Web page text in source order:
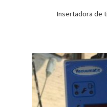
Insertadora de